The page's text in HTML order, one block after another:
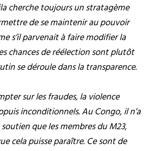
cherche toujours un stratagème
de se maintenir au pouvoir
s’il parvenait à faire modifier la
chances de réélection sont plutôt
se déroule dans la transparence.
sur les fraudes, la violence
inconditionnels. Au Congo, il n’a
que les membres du M23,
cela puisse paraître. Ce sont de